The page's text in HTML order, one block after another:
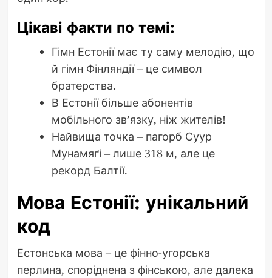
Цікаві факти по темі:
Гімн Естонії має ту саму мелодію, що
й гімн Фінляндії – це символ
братерства.
В Естонії більше абонентів
мобільного зв’язку, ніж жителів!
Найвища точка – пагорб Суур
Мунамяґі – лише 318 м, але це
рекорд Балтії.
Мова Естонії: унікальний
код
Естонська мова – це фінно-угорська
перлина, споріднена з фінською, але далека